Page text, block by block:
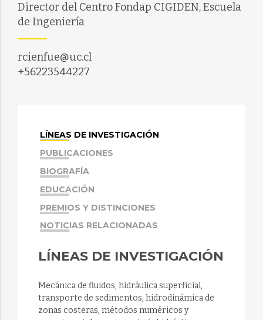
Director del Centro Fondap CIGIDEN, Escuela
de Ingeniería
rcienfue@uc.cl
+56223544227
LÍNEAS DE INVESTIGACIÓN
PUBLICACIONES
BIOGRAFÍA
EDUCACIÓN
PREMIOS Y DISTINCIONES
NOTICIAS RELACIONADAS
LÍNEAS DE INVESTIGACIÓN
Mecánica de fluidos, hidráulica superficial,
transporte de sedimentos, hidrodinámica de
zonas costeras, métodos numéricos y